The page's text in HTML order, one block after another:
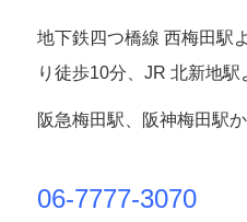
地下鉄四つ橋線 西梅田駅
り徒歩10分、JR 北新地駅
阪急梅田駅、阪神梅田駅
06-7777-3070